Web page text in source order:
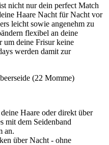
nicht nur dein perfect Match
Haare Nacht für Nacht vor
leicht sowie angenehm zu
flexibel an deine
um deine Frisur keine
werden damit zur
(22 Momme)
Haare oder direkt über
mit dem Seidenband
an.
über Nacht - ohne